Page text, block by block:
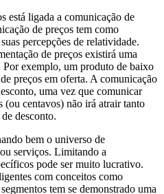
está ligada a comunicação de
de preços tem como
percepções de relatividade.
de preços existirá uma
exemplo, um produto de baixo
preços em oferta. A comunicação
uma vez que comunicar
(ou centavos) não irá atrair tanto
desconto.
bem o universo de
serviços. Limitando a
pode ser muito lucrativo.
com conceitos como
tem se demonstrado uma